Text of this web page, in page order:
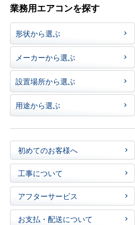
業務用エアコンを探す
形状から選ぶ
メーカーから選ぶ
設置場所から選ぶ
用途から選ぶ
初めてのお客様へ
工事について
アフターサービス
お支払・配送について